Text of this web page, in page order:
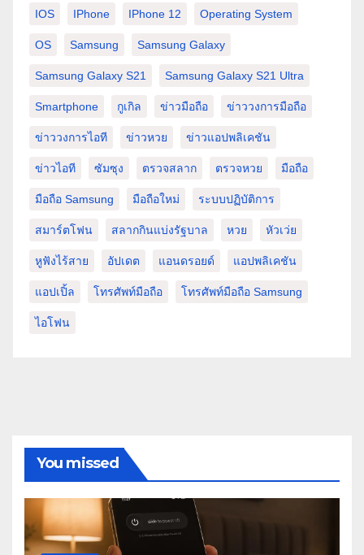
IOS IPhone IPhone 12 Operating System
OS Samsung Samsung Galaxy
Samsung Galaxy S21 Samsung Galaxy S21 Ultra
Smartphone กูเกิล ข่าวมือถือ ข่าววงการมือถือ
ข่าววงการไอที ข่าวหวย ข่าวแอปพลิเคชัน
ข่าวไอที ซัมซุง ตรวจสลาก ตรวจหวย มือถือ
มือถือ Samsung มือถือใหม่ ระบบปฏิบัติการ
สมาร์ตโฟน สลากกินแบ่งรัฐบาล หวย หัวเว่ย
หูฟังไร้สาย อัปเดต แอนดรอยด์ แอปพลิเคชัน
แอปเปิ้ล โทรศัพท์มือถือ โทรศัพท์มือถือ Samsung
ไอโฟน
You missed